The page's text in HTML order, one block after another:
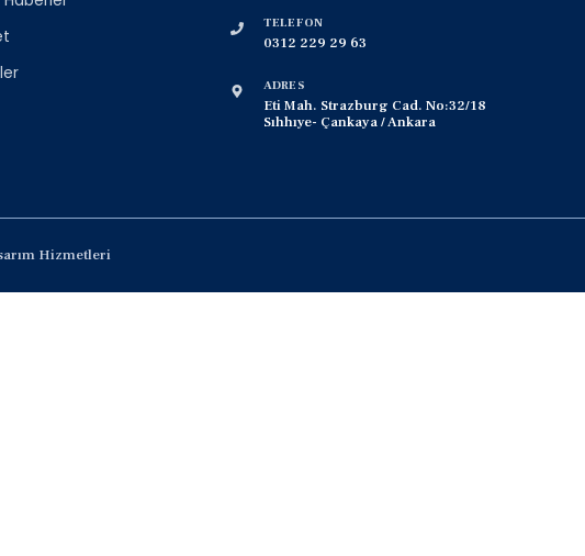
TELEFON
0312 229 29 63
ADRES
Eti Mah. Strazburg Cad. No:32/18
Sıhhıye- Çankaya / Ankara
Hizmetleri